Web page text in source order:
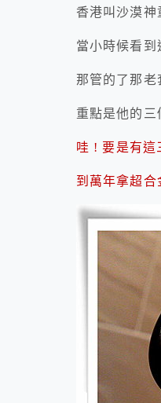
香港叫沙漠神
當小時候看到
那管的了那老
重點是他的
哇 ! 要是有這
到萬年拿超